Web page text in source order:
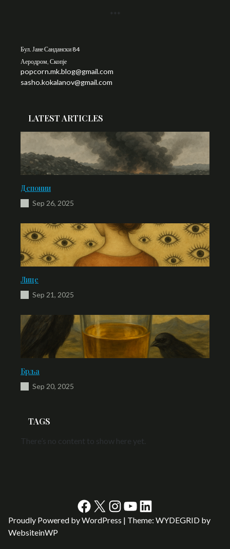
***
Бул. Јане Сандански 84
Аеродром, Скопје
popcorn.mk.blog@gmail.com
sasho.kokalanov@gmail.com
LATEST ARTICLES
Депонии
Sep 26, 2025
Лице
Sep 21, 2025
Брља
Sep 20, 2025
TAGS
There’s no content to show here yet.
Facebook
X Instagram
YouTube
LinkedIn
Proudly Powered by WordPress | Theme: WYDEGRID by
WebsiteinWP